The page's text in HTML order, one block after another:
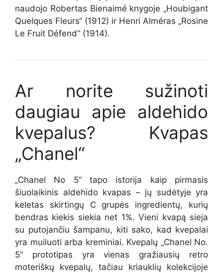
naudojo Robertas Bienaimé knygoje „Houbigant
Quelques Fleurs“ (1912) ir Henri Alméras „Rosine
Le Fruit Défend“ (1914).
Ar norite sužinoti
daugiau apie aldehido
kvepalus? Kvapas
„Chanel“
„Chanel No 5“ tapo istorija kaip pirmasis
šiuolaikinis aldehido kvapas – jų sudėtyje yra
keletas skirtingų C grupės ingredientų, kurių
bendras kiekis siekia net 1%. Vieni kvapą sieja
su putojančiu šampanu, kiti sako, kad kvepalai
yra muiluoti arba kreminiai. Kvepalų „Chanel No.
5“ prototipas yra vienas gražiausių retro
moteriškų kvepalų, tačiau kriauklių kolekcijoje